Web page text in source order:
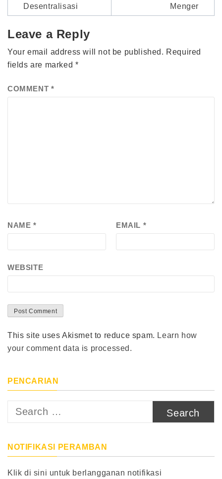
Desentralisasi Menger
Leave a Reply
Your email address will not be published. Required
fields are marked *
COMMENT *
NAME * EMAIL *
WEBSITE
This site uses Akismet to reduce spam. Learn how
your comment data is processed.
PENCARIAN
Search
NOTIFIKASI PERAMBAN
Klik di sini untuk berlangganan notifikasi